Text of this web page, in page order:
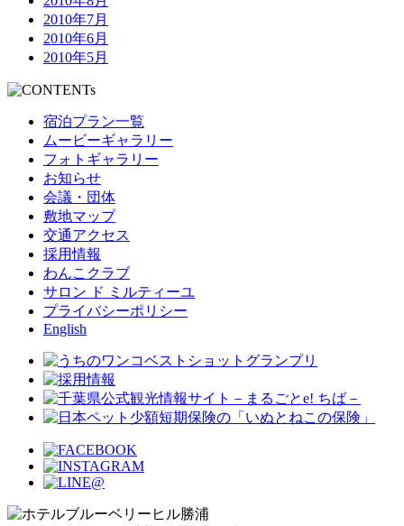
2010年7月
2010年6月
2010年5月
宿泊プラン一覧
ムービーギャラリー
フォトギャラリー
お知らせ
会議・団体
敷地マップ
交通アクセス
採用情報
わんこクラブ
サロン ド ミルティーユ
プライバシーポリシー
English